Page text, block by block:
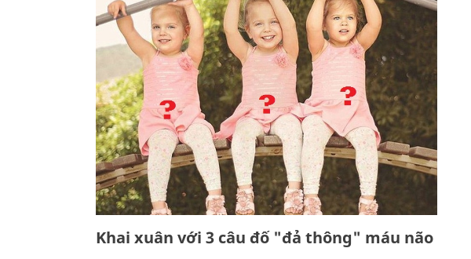
Khai xuân với 3 câu đố "đả thông" máu não